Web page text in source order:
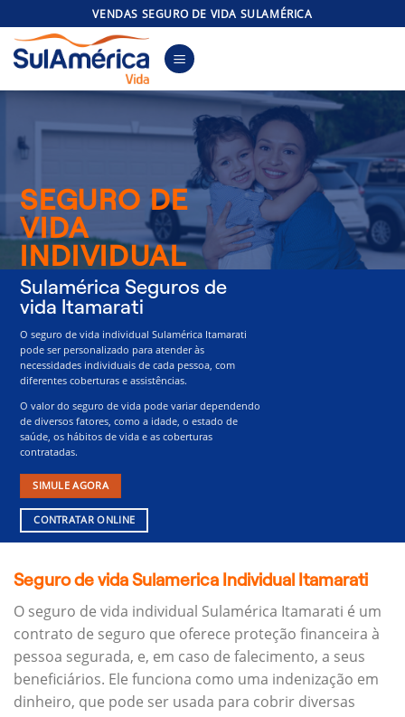
to
content
VENDAS SEGURO DE VIDA SULAMÉRICA
SEGURO DE
VIDA
INDIVIDUAL
Sulamérica Seguros de
vida Itamarati
O seguro de vida individual Sulamérica Itamarati
pode ser personalizado para atender às
necessidades individuais de cada pessoa, com
diferentes coberturas e assistências.
O valor do seguro de vida pode variar dependendo
de diversos fatores, como a idade, o estado de
saúde, os hábitos de vida e as coberturas
contratadas.
SIMULE AGORA
CONTRATAR ONLINE
Seguro de vida Sulamerica Individual Itamarati
O seguro de vida individual Sulamérica Itamarati é um
contrato de seguro que oferece proteção financeira à
pessoa segurada, e, em caso de falecimento, a seus
beneficiários. Ele funciona como uma indenização em
dinheiro, que pode ser usada para cobrir diversas